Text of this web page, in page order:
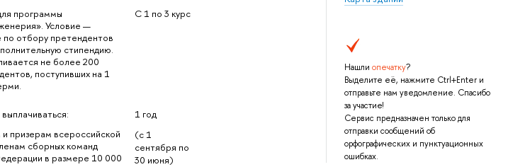
Нашли опечатку?
Выделите её, нажмите Ctrl+Enter и
отправьте нам уведомление. Спасибо
за участие!
Сервис предназначен только для
отправки сообщений об
орфографических и пунктуационных
ошибках.
программы
Условие —
по отбору претендентов
стипендию.
не более 200
поступивших на 1
С 1 по 3 курс
призерам всероссийской
сборных команд
в размере 10 000
1 год
(с 1
сентября по
30 июня)